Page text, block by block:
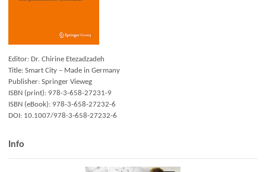
Editor: Dr. Chirine Etezadzadeh
Title: Smart City – Made in Germany
Publisher: Springer Vieweg
ISBN (print): 978-3-658-27231-9
ISBN (eBook): 978-3-658-27232-6
DOI: 10.1007/978-3-658-27232-6
Info